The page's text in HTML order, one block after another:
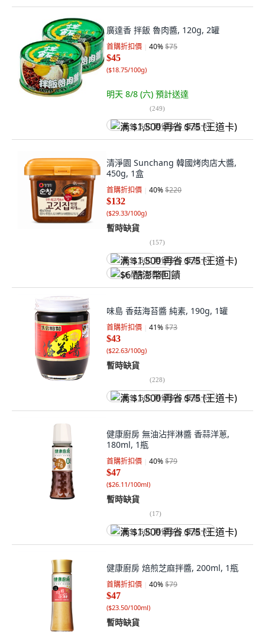
廣達香 拌飯 魯肉醬, 120g, 2罐
首購折扣價 40%$75
$45
($18.75/100g)
明天 8/8 (六) 預計送達
(249)
满 $1,500 再省 $75 (王道卡)
清淨園 Sunchang 韓國烤肉店大醬,
450g, 1盒
首購折扣價 40%$220
$132
($29.33/100g)
暫時缺貨
(157)
满 $1,500 再省 $75 (王道卡)
$6 酷澎幣回饋
味島 香菇海苔醬 純素, 190g, 1罐
首購折扣價 41%$73
$43
($22.63/100g)
暫時缺貨
(228)
满 $1,500 再省 $75 (王道卡)
健康廚房 無油沾拌淋醬 香蒜洋蔥,
180ml, 1瓶
首購折扣價 40%$79
$47
($26.11/100ml)
暫時缺貨
(17)
满 $1,500 再省 $75 (王道卡)
健康廚房 焙煎芝麻拌醬, 200ml, 1瓶
首購折扣價 40%$79
$47
($23.50/100ml)
暫時缺貨